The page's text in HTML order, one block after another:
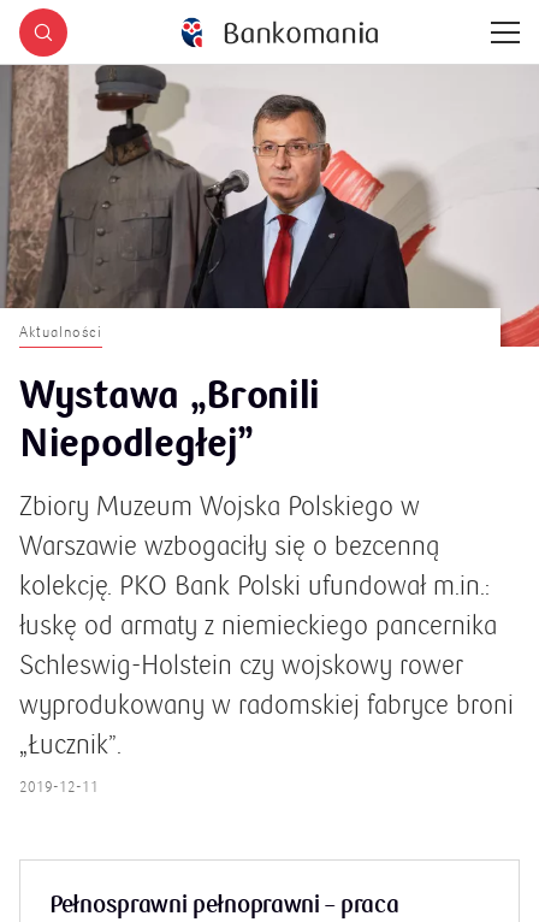
Aktualności
Wystawa „Bronili
Niepodległej”
Zbiory Muzeum Wojska Polskiego w
Warszawie wzbogaciły się o bezcenną
kolekcję. PKO Bank Polski ufundował m.in.:
łuskę od armaty z niemieckiego pancernika
Schleswig-Holstein czy wojskowy rower
wyprodukowany w radomskiej fabryce broni
„Łucznik”.
2019-12-11
IKO jest spoko